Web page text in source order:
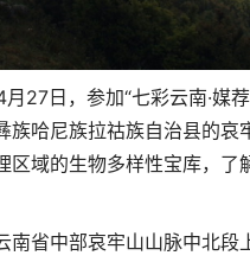
27日，参加“七彩云南·
族哈尼族拉祜族自治县的
区域的生物多样性宝库，
南省中部哀牢山山脉中北